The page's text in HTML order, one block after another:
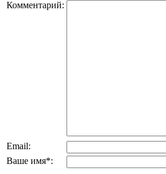
Комментарий:
Email:
Ваше имя*: